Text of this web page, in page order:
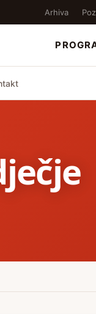
Arhiva